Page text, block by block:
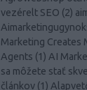
vezérelt SEO (2)
Marketing Creates
Agents (1) AI
sa môžete stať
článkov (1)